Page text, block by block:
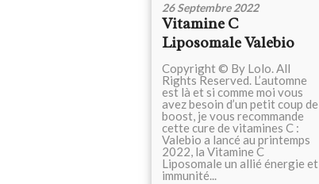
26 Septembre 2022
Vitamine C
Liposomale Valebio
Copyright © By Lolo. All
Rights Reserved. L’automne
est là et si comme moi vous
avez besoin d’un petit coup de
boost, je vous recommande
cette cure de vitamines C :
Valebio a lancé au printemps
2022, la Vitamine C
Liposomale un allié énergie et
immunité...